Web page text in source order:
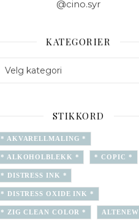
@cino.syr
KATEGORIER
STIKKORD
* AKVARELLMALING *
* ALKOHOLBLEKK * * COPIC *
* DISTRESS INK *
* DISTRESS OXIDE INK *
* ZIG CLEAN COLOR * ALTENEW